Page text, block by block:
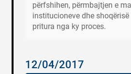
përfshihen, përmbajtjen e
institucioneve dhe
pritura nga ky proces.
12/04/2017